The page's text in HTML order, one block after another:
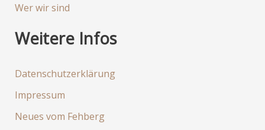
c
h
Wer wir sind
Weitere Infos
Datenschutzerklärung
Impressum
Neues vom Fehberg